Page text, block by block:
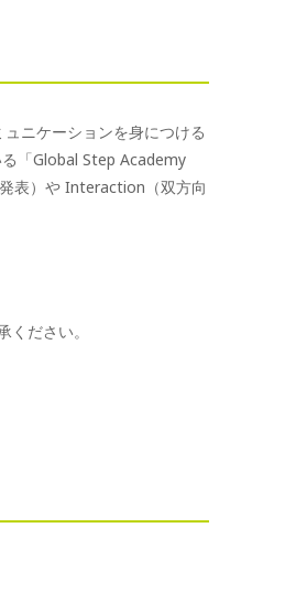
ニケーションを身につける
「Global Step Academy
表）や Interaction（双方向
ださい。